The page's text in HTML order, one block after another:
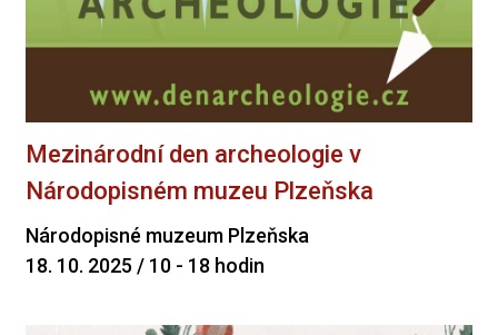
Mezinárodní den archeologie v
Národopisném muzeu Plzeňska
Národopisné muzeum Plzeňska
18. 10. 2025 / 10 - 18 hodin